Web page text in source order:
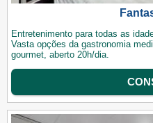
Entretenimento para todas as
Vasta opções da gastronomia
gourmet, aberto 20h/dia.